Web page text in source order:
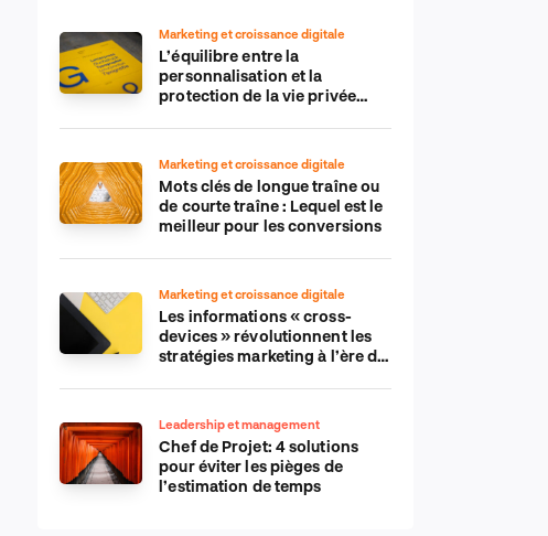
Marketing et croissance digitale
L’équilibre entre la
personnalisation et la
protection de la vie privée
Marketing et croissance digitale
Mots clés de longue traîne ou
de courte traîne : Lequel est le
meilleur pour les conversions
Marketing et croissance digitale
Les informations « cross-
devices » révolutionnent les
stratégies marketing à l’ère du
Leadership et management
Chef de Projet: 4 solutions
pour éviter les pièges de
l’estimation de temps